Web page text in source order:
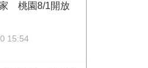
桃園8/1開放
15:54